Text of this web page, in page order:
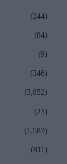
(244)
(84)
(9)
(346)
(3,852)
(23)
(1,583)
(811)